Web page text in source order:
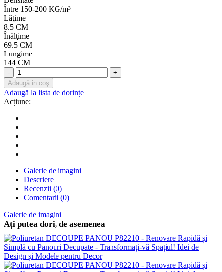
Între 150-200 KG/m³
Lăţime
8.5 CM
Înălţime
69.5 CM
Lungime
144 CM
-
+
Adaugă in coş
Adaugă la lista de dorințe
Acțiune:
Galerie de imagini
Descriere
Recenzii (0)
Comentarii (0)
Galerie de imagini
Ați putea dori, de asemenea